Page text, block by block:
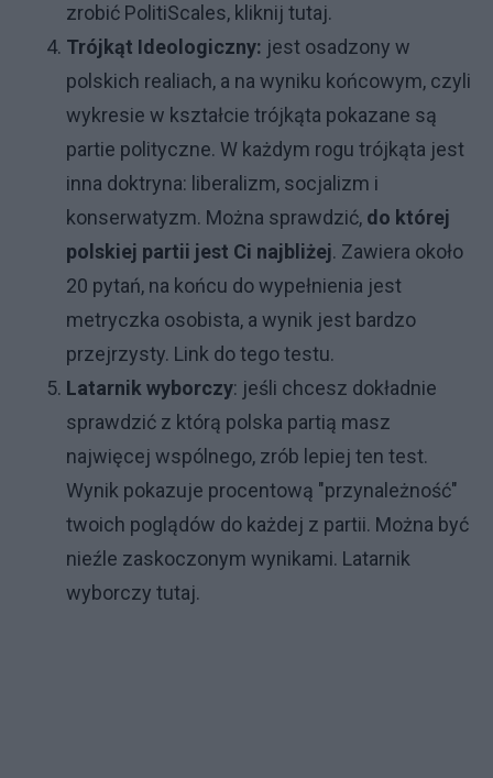
zrobić PolitiScales, kliknij tutaj.
Trójkąt Ideologiczny: jest osadzony w
polskich realiach, a na wyniku końcowym, czyli
wykresie w kształcie trójkąta pokazane są
partie polityczne. W każdym rogu trójkąta jest
inna doktryna: liberalizm, socjalizm i
konserwatyzm. Można sprawdzić, do której
polskiej partii jest Ci najbliżej. Zawiera około
20 pytań, na końcu do wypełnienia jest
metryczka osobista, a wynik jest bardzo
przejrzysty. Link do tego testu.
Latarnik wyborczy: jeśli chcesz dokładnie
sprawdzić z którą polska partią masz
najwięcej wspólnego, zrób lepiej ten test.
Wynik pokazuje procentową "przynależność"
twoich poglądów do każdej z partii. Można być
nieźle zaskoczonym wynikami. Latarnik
wyborczy tutaj.